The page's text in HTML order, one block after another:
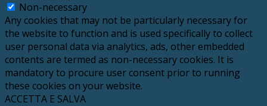
Non-necessary
Any cookies that may not be particularly necessary for
the website to function and is used specifically to collect
user personal data via analytics, ads, other embedded
contents are termed as non-necessary cookies. It is
mandatory to procure user consent prior to running
these cookies on your website.
ACCETTA E SALVA